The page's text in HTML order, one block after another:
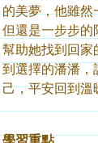
的美夢，他雖然
但還是一步步的
幫助她找到回家
到選擇的潘潘，
己，平安回到溫